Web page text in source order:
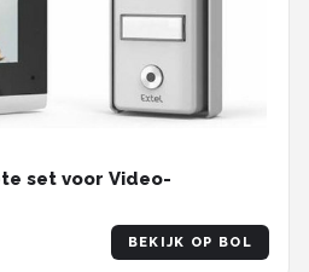
set voor Video-
BEKIJK OP BOL